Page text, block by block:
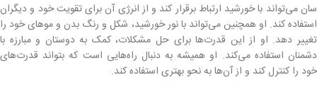
سان می‌تواند با خورشید ارتباط برقرار کند و از انرژی آن برای تقویت خود و دیگران
استفاده کند. او همچنین می‌تواند با نور خورشید، شکل و رنگ بدن و موهای خود را
تغییر دهد. او از این قدرت‌ها برای حل مشکلات، کمک به دوستان و مبارزه با
دشمنان استفاده می‌کند. او همیشه به دنبال راه‌هایی است که بتواند قدرت‌های
خود را کنترل کند و از آن‌ها به نحو بهتری استفاده کند.